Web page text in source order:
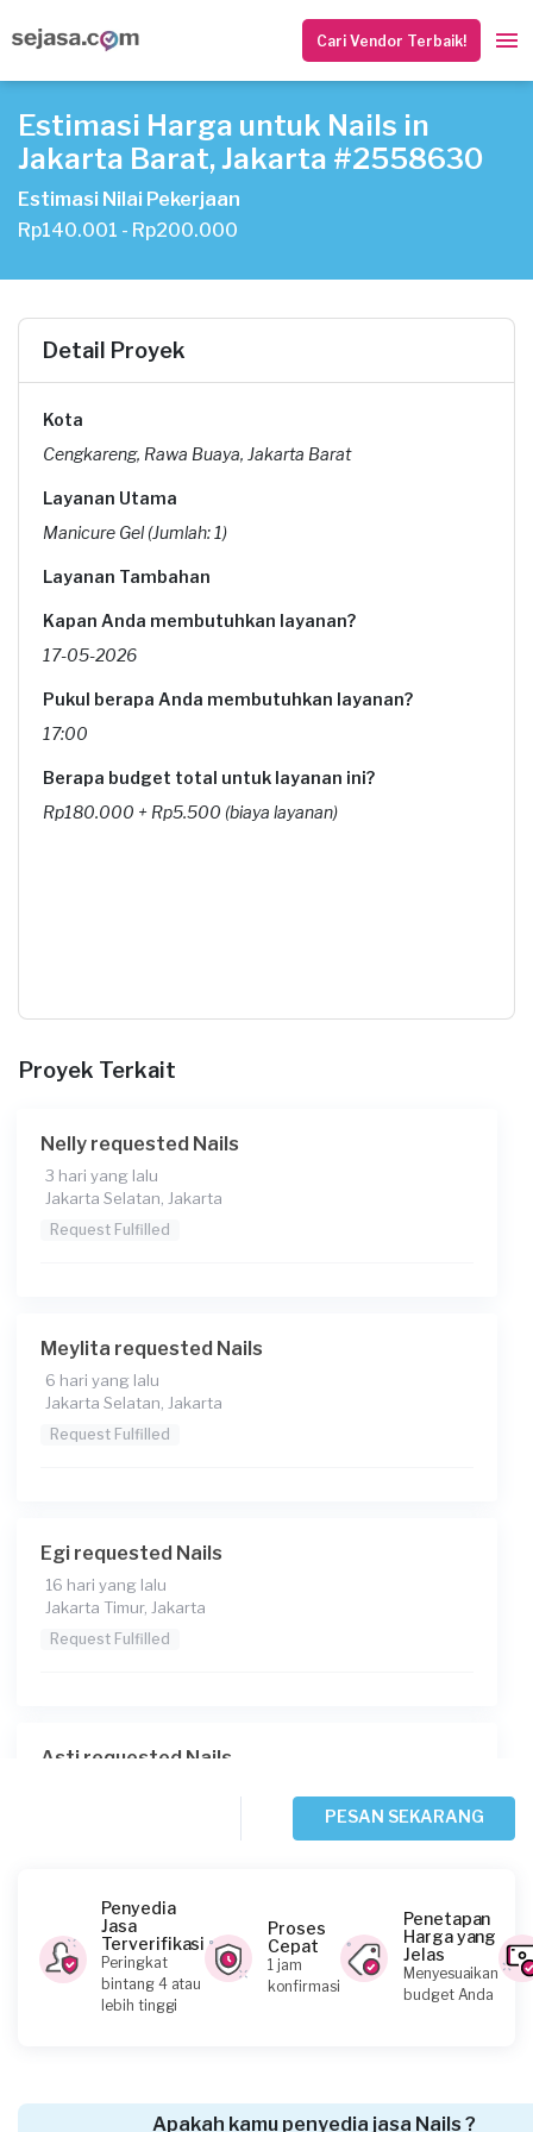
Cari Vendor Terbaik!
Estimasi Harga untuk Nails in
Jakarta Barat, Jakarta #2558630
Estimasi Nilai Pekerjaan
Rp140.001 - Rp200.000
Detail Proyek
Kota
Cengkareng, Rawa Buaya, Jakarta Barat
Layanan Utama
Manicure Gel (Jumlah: 1)
Layanan Tambahan
Kapan Anda membutuhkan layanan?
17-05-2026
Pukul berapa Anda membutuhkan layanan?
17:00
Berapa budget total untuk layanan ini?
Rp180.000 + Rp5.500 (biaya layanan)
Proyek Terkait
Nelly requested Nails
3 hari yang lalu
Jakarta Selatan, Jakarta
Request Fulfilled
Meylita requested Nails
6 hari yang lalu
Jakarta Selatan, Jakarta
Request Fulfilled
Egi requested Nails
16 hari yang lalu
Jakarta Timur, Jakarta
Request Fulfilled
Asti requested Nails
Nora Nala requested Nails
27 hari yang lalu
Jakarta Selatan, Jakarta
PESAN SEKARANG
Penyedia
Jasa
Terverifikasi
Peringkat
bintang 4 atau
lebih tinggi
Proses
Cepat
1 jam
konfirmasi
Penetapan
Harga yang
Jelas
Menyesuaikan
budget Anda
Apakah kamu penyedia jasa Nails ?